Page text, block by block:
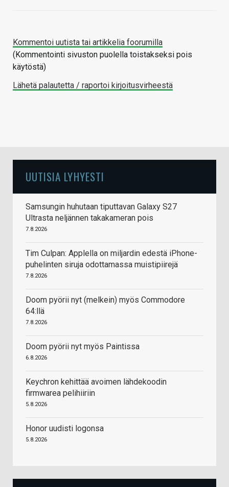
Kommentoi uutista tai artikkelia foorumilla
(Kommentointi sivuston puolella toistakseksi pois
käytöstä)
Lähetä palautetta / raportoi kirjoitusvirheestä
UUTISIA LYHYESTI
Samsungin huhutaan tiputtavan Galaxy S27
Ultrasta neljännen takakameran pois
7.8.2026
Tim Culpan: Applella on miljardin edestä iPhone-
puhelinten siruja odottamassa muistipiirejä
7.8.2026
Doom pyörii nyt (melkein) myös Commodore
64:llä
7.8.2026
Doom pyörii nyt myös Paintissa
6.8.2026
Keychron kehittää avoimen lähdekoodin
firmwarea pelihiiriin
5.8.2026
Honor uudisti logonsa
5.8.2026